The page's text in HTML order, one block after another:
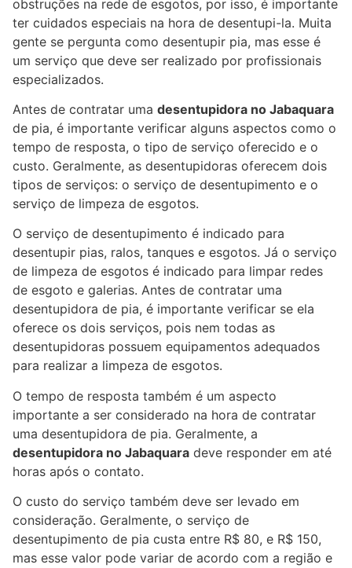
obstruções na rede de esgotos, por isso, é importante
ter cuidados especiais na hora de desentupi-la. Muita
gente se pergunta como desentupir pia, mas esse é
um serviço que deve ser realizado por profissionais
especializados.
Antes de contratar uma desentupidora no Jabaquara
de pia, é importante verificar alguns aspectos como o
tempo de resposta, o tipo de serviço oferecido e o
custo. Geralmente, as desentupidoras oferecem dois
tipos de serviços: o serviço de desentupimento e o
serviço de limpeza de esgotos.
O serviço de desentupimento é indicado para
desentupir pias, ralos, tanques e esgotos. Já o serviço
de limpeza de esgotos é indicado para limpar redes
de esgoto e galerias. Antes de contratar uma
desentupidora de pia, é importante verificar se ela
oferece os dois serviços, pois nem todas as
desentupidoras possuem equipamentos adequados
para realizar a limpeza de esgotos.
O tempo de resposta também é um aspecto
importante a ser considerado na hora de contratar
uma desentupidora de pia. Geralmente, a
desentupidora no Jabaquara deve responder em até
horas após o contato.
O custo do serviço também deve ser levado em
consideração. Geralmente, o serviço de
desentupimento de pia custa entre R$ 80, e R$ 150,
mas esse valor pode variar de acordo com a região e